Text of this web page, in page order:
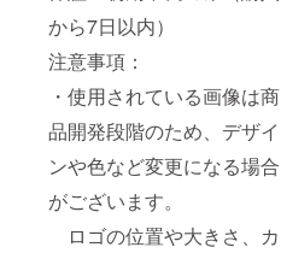
から7日以内）
注意事項：
・使用されている画像は商
品開発段階のため、デザイ
ンや色など変更になる場合
がございます。
ロゴの位置や大きさ、カ